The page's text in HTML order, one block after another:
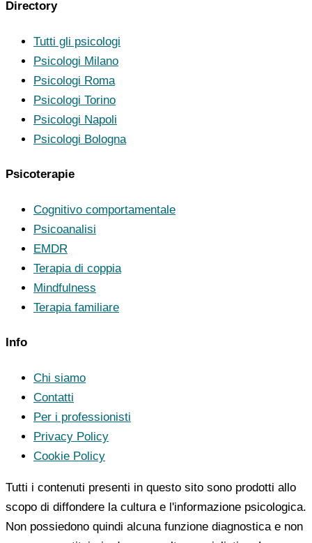
Directory
Tutti gli psicologi
Psicologi Milano
Psicologi Roma
Psicologi Torino
Psicologi Napoli
Psicologi Bologna
Psicoterapie
Cognitivo comportamentale
Psicoanalisi
EMDR
Terapia di coppia
Mindfulness
Terapia familiare
Info
Chi siamo
Contatti
Per i professionisti
Privacy Policy
Cookie Policy
Tutti i contenuti presenti in questo sito sono prodotti allo
scopo di diffondere la cultura e l'informazione psicologica.
Non possiedono quindi alcuna funzione diagnostica e non